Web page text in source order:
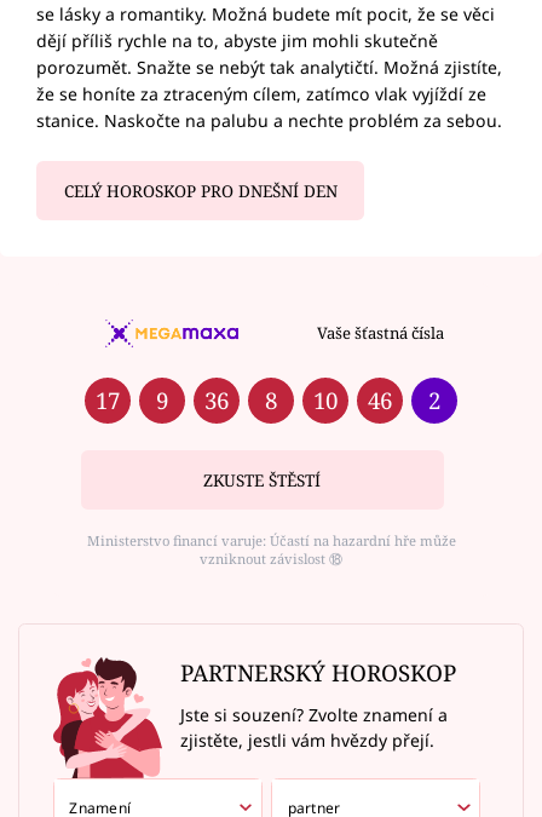
se lásky a romantiky. Možná budete mít pocit, že se věci
dějí příliš rychle na to, abyste jim mohli skutečně
porozumět. Snažte se nebýt tak analytičtí. Možná zjistíte,
že se honíte za ztraceným cílem, zatímco vlak vyjíždí ze
stanice. Naskočte na palubu a nechte problém za sebou.
CELÝ HOROSKOP PRO DNEŠNÍ DEN
Vaše šťastná čísla
17 9 36 8 10 46 2
ZKUSTE ŠTĚSTÍ
Ministerstvo financí varuje: Účastí na hazardní hře může
vzniknout závislost ⑱
PARTNERSKÝ HOROSKOP
Jste si souzení? Zvolte znamení a
zjistěte, jestli vám hvězdy přejí.